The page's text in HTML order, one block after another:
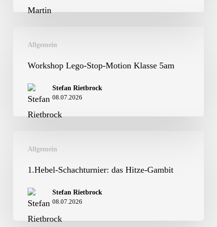
Allgemein
Lego-
Stop-
Klasse
Workshop Lego-Stop-Motion Klasse 5am
Stefan Rietbrock
08.07.2026
Allgemein
Schachturnier:
Gambit
1.Hebel-Schachturnier: das Hitze-Gambit
Stefan Rietbrock
08.07.2026